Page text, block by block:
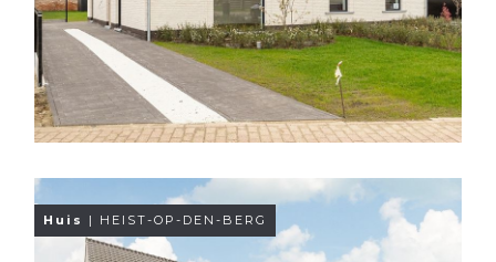
Huis | HEIST-OP-DEN-BERG